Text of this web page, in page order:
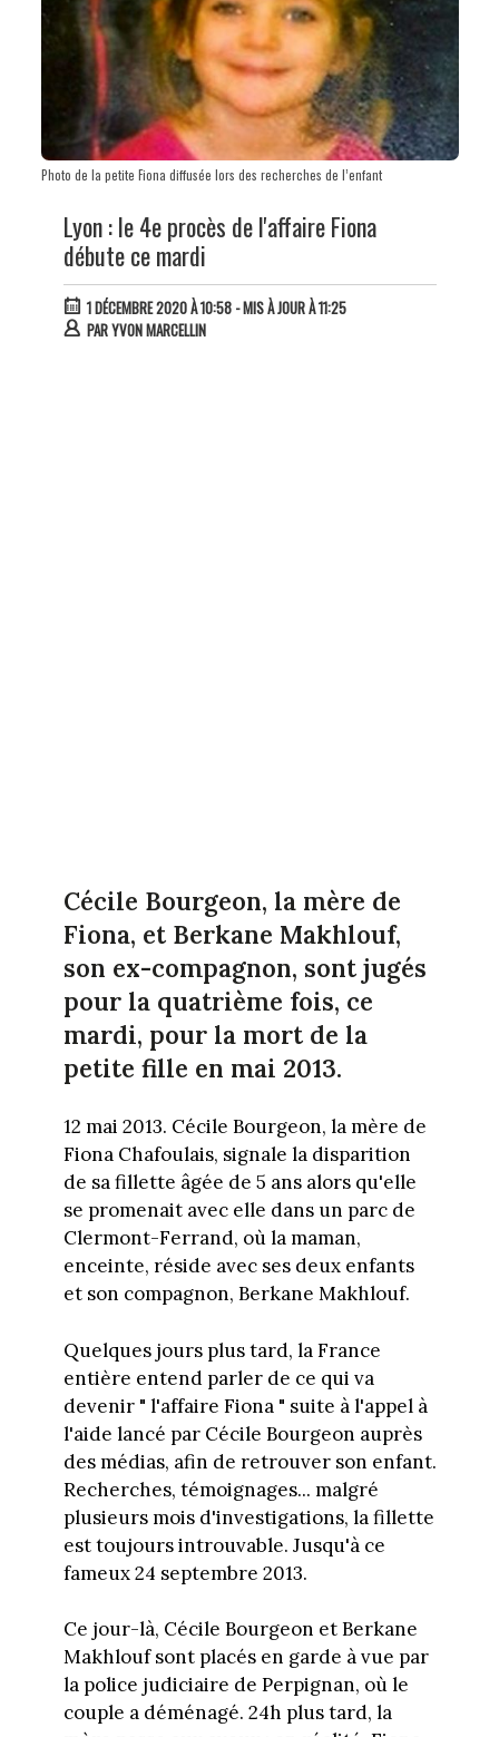
Photo de la petite Fiona diffusée lors des recherches de l’enfant
Lyon : le 4e procès de l'affaire Fiona
débute ce mardi
1 DÉCEMBRE 2020 À 10:58- MIS À JOUR À 11:25
PARYVON MARCELLIN
Cécile Bourgeon, la mère de
Fiona, et Berkane Makhlouf,
son ex-compagnon, sont jugés
pour la quatrième fois, ce
mardi, pour la mort de la
petite fille en mai 2013.
12 mai 2013. Cécile Bourgeon, la mère de
Fiona Chafoulais, signale la disparition
de sa fillette âgée de 5 ans alors qu'elle
se promenait avec elle dans un parc de
Clermont-Ferrand, où la maman,
enceinte, réside avec ses deux enfants
et son compagnon, Berkane Makhlouf.
Quelques jours plus tard, la France
entière entend parler de ce qui va
devenir " l'affaire Fiona " suite à l'appel à
l'aide lancé par Cécile Bourgeon auprès
des médias, afin de retrouver son enfant.
Recherches, témoignages... malgré
plusieurs mois d'investigations, la fillette
est toujours introuvable. Jusqu'à ce
fameux 24 septembre 2013.
Ce jour-là, Cécile Bourgeon et Berkane
Makhlouf sont placés en garde à vue par
la police judiciaire de Perpignan, où le
couple a déménagé. 24h plus tard, la